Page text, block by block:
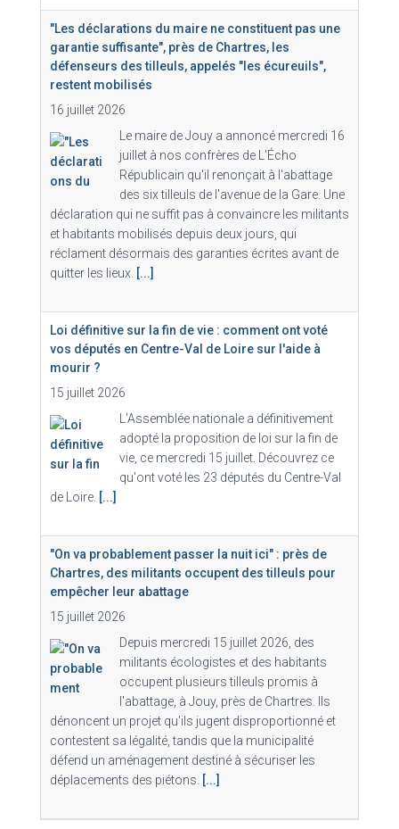
"Les déclarations du maire ne constituent pas une
garantie suffisante", près de Chartres, les
défenseurs des tilleuls, appelés "les écureuils",
restent mobilisés
16 juillet 2026
Le maire de Jouy a annoncé mercredi 16
juillet à nos confrères de L'Écho
Républicain qu'il renonçait à l'abattage
des six tilleuls de l'avenue de la Gare. Une
déclaration qui ne suffit pas à convaincre les militants
et habitants mobilisés depuis deux jours, qui
réclament désormais des garanties écrites avant de
quitter les lieux.
[...]
Loi définitive sur la fin de vie : comment ont voté
vos députés en Centre-Val de Loire sur l'aide à
mourir ?
15 juillet 2026
L'Assemblée nationale a définitivement
adopté la proposition de loi sur la fin de
vie, ce mercredi 15 juillet. Découvrez ce
qu'ont voté les 23 députés du Centre-Val
de Loire. [...]
"On va probablement passer la nuit ici" : près de
Chartres, des militants occupent des tilleuls pour
empêcher leur abattage
15 juillet 2026
Depuis mercredi 15 juillet 2026, des
militants écologistes et des habitants
occupent plusieurs tilleuls promis à
l'abattage, à Jouy, près de Chartres. Ils
dénoncent un projet qu'ils jugent disproportionné et
contestent sa légalité, tandis que la municipalité
défend un aménagement destiné à sécuriser les
déplacements des piétons.
[...]